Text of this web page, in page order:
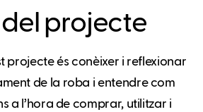
projecte
projecte és conèixer i reflexionar
de la roba i entendre com
a l’hora de comprar, utilitzar i